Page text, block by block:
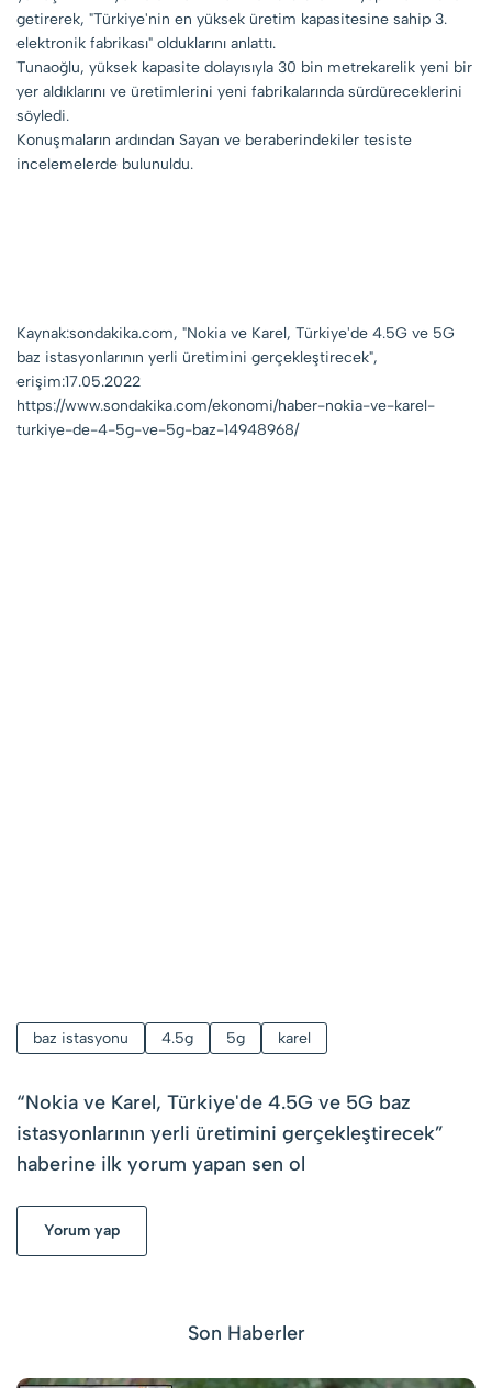
getirerek, "Türkiye'nin en yüksek üretim kapasitesine sahip 3.
elektronik fabrikası" olduklarını anlattı.
Tunaoğlu, yüksek kapasite dolayısıyla 30 bin metrekarelik yeni bir
yer aldıklarını ve üretimlerini yeni fabrikalarında sürdüreceklerini
söyledi.
Konuşmaların ardından Sayan ve beraberindekiler tesiste
incelemelerde bulunuldu.
Kaynak:sondakika.com, "Nokia ve Karel, Türkiye'de 4.5G ve 5G
baz istasyonlarının yerli üretimini gerçekleştirecek",
erişim:17.05.2022
https://www.sondakika.com/ekonomi/haber-nokia-ve-karel-
turkiye-de-4-5g-ve-5g-baz-14948968/
baz istasyonu 4.5g 5g karel
“Nokia ve Karel, Türkiye'de 4.5G ve 5G baz
istasyonlarının yerli üretimini gerçekleştirecek”
haberine ilk yorum yapan sen ol
Yorum yap
Son Haberler